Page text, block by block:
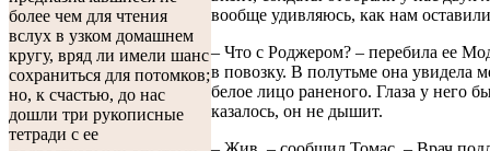
более чем для чтения
вслух в узком домашнем
кругу, вряд ли имели шанс
сохраниться для потомков;
но, к счастью, до нас
дошли три рукописные
тетради с ее
вообще удивляюсь, как нам
– Что с Роджером? – перебила ее
в повозку. В полутьме она увидела
белое лицо раненого. Глаза у него
казалось, он не дышит.